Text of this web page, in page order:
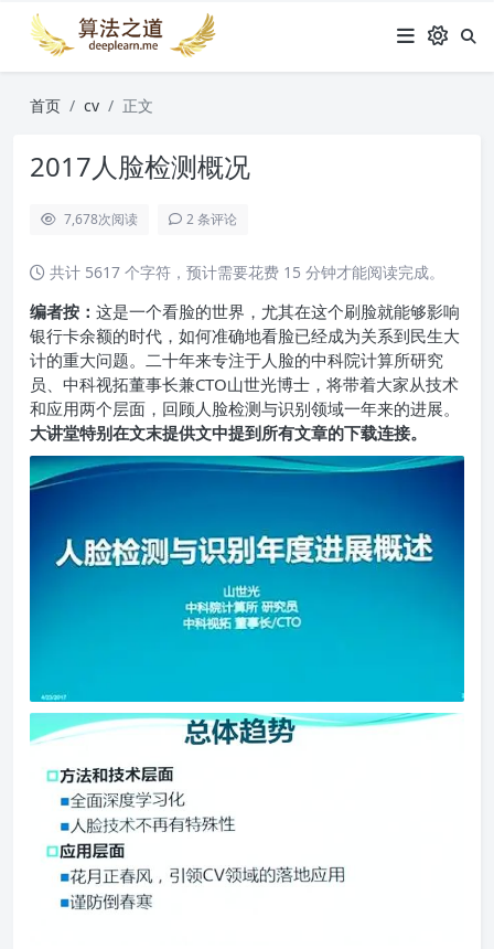
首页 cv 正文
2017人脸检测概况
7,678次阅读 2 条评论
共计 5617 个字符，预计需要花费 15 分钟才能阅读完成。
编者按： 这是一个看脸的世界，尤其在这个刷脸就能够影响
银行卡余额的时代，如何准确地看脸已经成为关系到民生大
计的重大问题。二十年来专注于人脸的中科院计算所研究
员、中科视拓董事长兼CTO山世光博士，将带着大家从技术
和应用两个层面，回顾人脸检测与识别领域一年来的进展。
大讲堂特别在文末提供文中提到所有文章的下载连接。